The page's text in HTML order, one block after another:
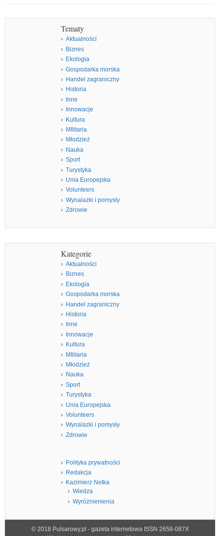
Tematy
Aktualności
Biznes
Ekologia
Gospodarka morska
Handel zagraniczny
Historia
Inne
Innowacje
Kultura
MIlitaria
Młodzież
Nauka
Sport
Turystyka
Unia Europejska
Volunteers
Wynalazki i pomysły
Zdrowie
Kategorie
Aktualności
Biznes
Ekologia
Gospodarka morska
Handel zagraniczny
Historia
Inne
Innowacje
Kultura
MIlitaria
Młodzież
Nauka
Sport
Turystyka
Unia Europejska
Volunteers
Wynalazki i pomysły
Zdrowie
Polityka prywatności
Redakcja
Kazimierz Netka
Wiedza
Wyróżnienienia
© 2018 Pulsarowy.pl - gazeta internetowa ISSN 2658-087X